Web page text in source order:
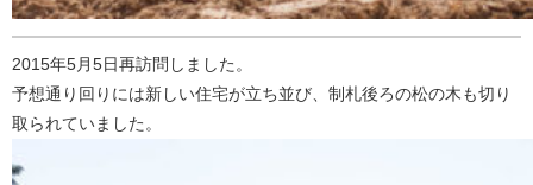
2015年5月5日再訪問しました。
予想通り回りには新しい住宅が立ち並び、制札後ろの松の木も切り
取られていました。